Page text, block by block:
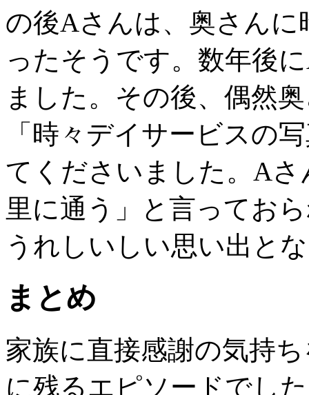
の後Aさんは、奥さん
ったそうです。数年後
ました。その後、偶然
「時々デイサービスの
てくださいました。A
里に通う」と言ってお
うれしいしい思い出と
まとめ
家族に直接感謝の気持
に残るエピソードでし